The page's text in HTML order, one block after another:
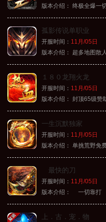
版本介绍： 终极全爆一
孤影传说单职业
开服时间： 11月/05日
版本介绍：
超多地图散
１８０龙翔火龙
开服时间： 11月/05日
版本介绍： 封顶65级赞
一生沉默独家
开服时间： 11月/05日
版本介绍： 单挑荒野免
最快的刀
开服时间： 11月/05日
版本介绍：
一切靠打
上．古．宠．物